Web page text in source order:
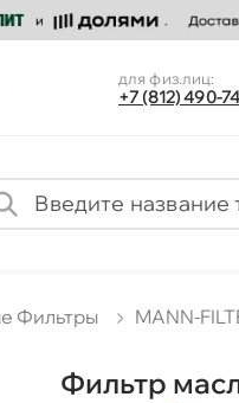
для физ.лиц:
+7 (812) 490-
Фильтры MANN-
Фильтр